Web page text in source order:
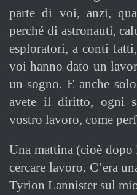
parte di voi, anzi,
perché di astronauti,
esploratori, a conti
voi hanno dato un
un sogno. E anche
avete il diritto, ogni
vostro lavoro, come
Una mattina (cioè dopo
cercare lavoro. C’era
Tyrion Lannister sul